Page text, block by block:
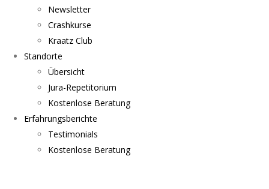
Newsletter
Crashkurse
Kraatz Club
Standorte
Übersicht
Jura-Repetitorium
Kostenlose Beratung
Erfahrungsberichte
Testimonials
Kostenlose Beratung